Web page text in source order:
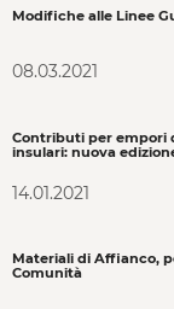
Modifiche alle Linee
08.03.2021
Contributi per empori
insulari: nuova
14.01.2021
Materiali di Affianco,
Comunità